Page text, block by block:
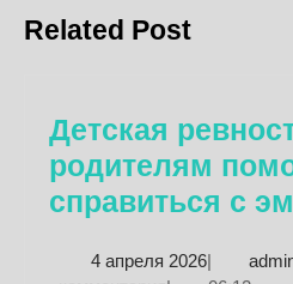
запись:
Related Post
Детская
родителям
справиться с
4 апреля 20264|